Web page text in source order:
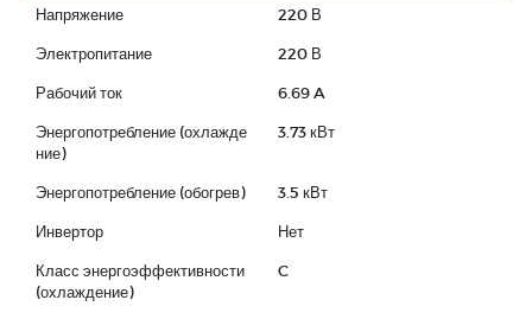
Напряжение 220 В
Электропитание 220 В
Рабочий ток 6.69 A
Энергопотребление (охлажде
ние)
3.73 кВт
Энергопотребление (обогрев) 3.5 кВт
Инвертор Нет
Класс энергоэффективности
(охлаждение)
C